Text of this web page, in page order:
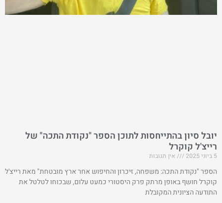
יובל סיון בהתייחסות לתוכן הספר "נקודת התכה" של
רייצ'ל קוקרל
5 ביוני 2025 אין תגובות
הספר "נקודת התכה: משפחה, זיכרון והחיפוש אחר ארץ מובטחת" מאת רייצ'ל
קוקרל חושף באופן מרתק פרק היסטורי כמעט עלום, שבכוחו לטלטל את
התודעה הציונית המקובלת